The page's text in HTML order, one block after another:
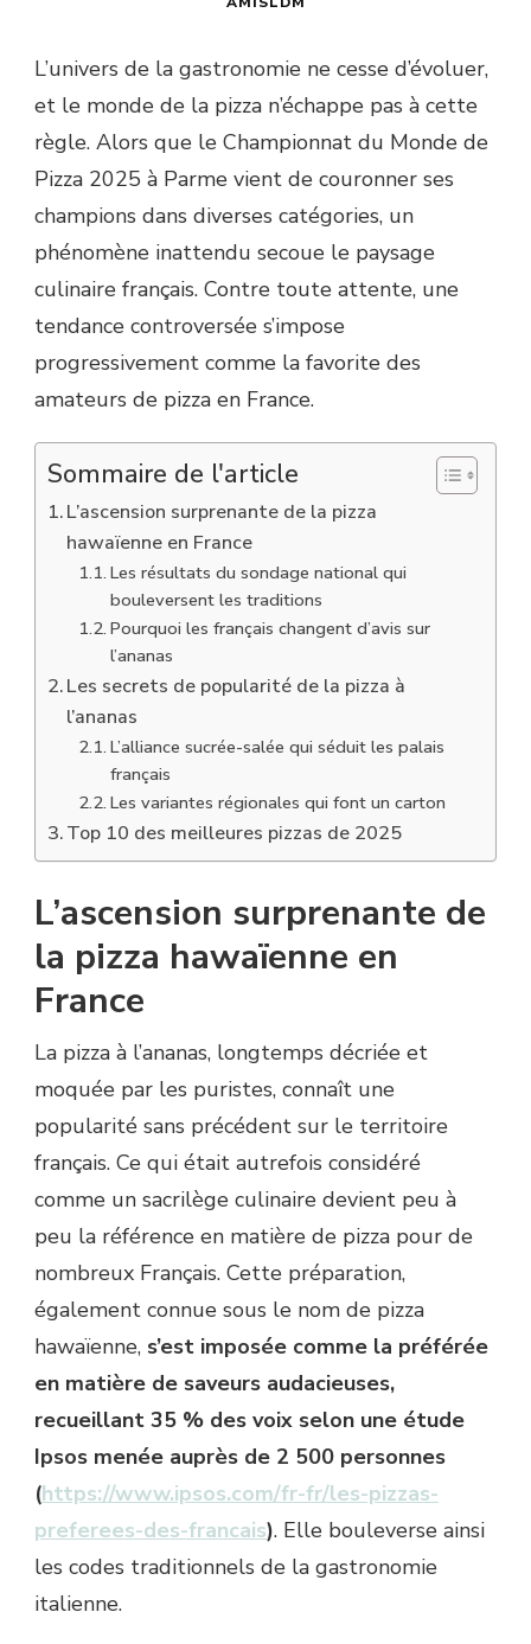
L’univers de la gastronomie ne cesse d’évoluer,
et le monde de la pizza n’échappe pas à cette
règle. Alors que le Championnat du Monde de
Pizza 2025 à Parme vient de couronner ses
champions dans diverses catégories, un
phénomène inattendu secoue le paysage
culinaire français. Contre toute attente, une
tendance controversée s’impose
progressivement comme la favorite des
amateurs de pizza en France.
Sommaire de l'article
L’ascension surprenante de la pizza
hawaïenne en France
Les résultats du sondage national qui
bouleversent les traditions
Pourquoi les français changent d’avis sur
l’ananas
Les secrets de popularité de la pizza à
l’ananas
L’alliance sucrée-salée qui séduit les palais
français
Les variantes régionales qui font un carton
Top 10 des meilleures pizzas de 2025
L’ascension surprenante de
la pizza hawaïenne en
France
La pizza à l’ananas, longtemps décriée et
moquée par les puristes, connaît une
popularité sans précédent sur le territoire
français. Ce qui était autrefois considéré
comme un sacrilège culinaire devient peu à
peu la référence en matière de pizza pour de
nombreux Français. Cette préparation,
également connue sous le nom de pizza
hawaïenne, s’est imposée comme la préférée
en matière de saveurs audacieuses,
recueillant 35 % des voix selon une étude
Ipsos menée auprès de 2 500 personnes
(https://www.ipsos.com/fr-fr/les-pizzas-
preferees-des-francais). Elle bouleverse ainsi
les codes traditionnels de la gastronomie
italienne.